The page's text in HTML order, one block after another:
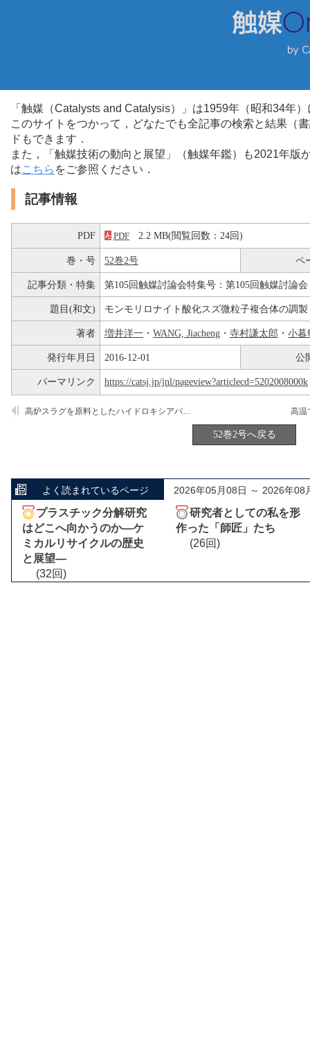
「触媒（Catalysts and Catalysis）」は1959年（昭和34年
このサイトをつかって，どなたでも全記事の検索と結果（
ドもできます．
また，「触媒技術の動向と展望」（触媒年鑑）も2021年
はこちら をご参照ください．
記事情報
PDF PDF 2.2 MB(閲覧回数：24回)
巻・号 52巻2号 ペ
記事分類・特集 第105回触媒討論会特集号：第105回触媒討論会
題目(和文) モンモリロナイト酸化スズ微粒子複合体の調
著者 増井洋一 ・ WANG, Jiacheng ・ 寺村謙太郎 ・ 小暮
発行年月日 2016-12-01 公
パーマリンク https://catsj.jp/jnl/pageview?articlecd=5202008000k
高温
高炉スラグを原料としたハイドロキシアパタイト─ゼオライト複合体およびハイドロタルサイト様化合物の合成と環境保全用材料・固体塩基触媒への応用
52巻2号へ戻る
よく読まれているページ 2026年05月08日 ～ 2026年08
プラスチック分解研究
はどこへ向かうのか―ケ
ミカルリサイクルの歴史
と展望―
(32回)
研究者としての私を形
作った「師匠」たち
(26回)